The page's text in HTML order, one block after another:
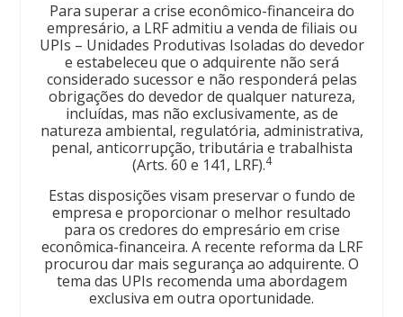
Para superar a crise econômico-financeira do
empresário, a LRF admitiu a venda de filiais ou
UPIs – Unidades Produtivas Isoladas do devedor
e estabeleceu que o adquirente não será
considerado sucessor e não responderá pelas
obrigações do devedor de qualquer natureza,
incluídas, mas não exclusivamente, as de
natureza ambiental, regulatória, administrativa,
penal, anticorrupção, tributária e trabalhista
(Arts. 60 e 141, LRF).4
Estas disposições visam preservar o fundo de
empresa e proporcionar o melhor resultado
para os credores do empresário em crise
econômica-financeira. A recente reforma da LRF
procurou dar mais segurança ao adquirente. O
tema das UPIs recomenda uma abordagem
exclusiva em outra oportunidade.